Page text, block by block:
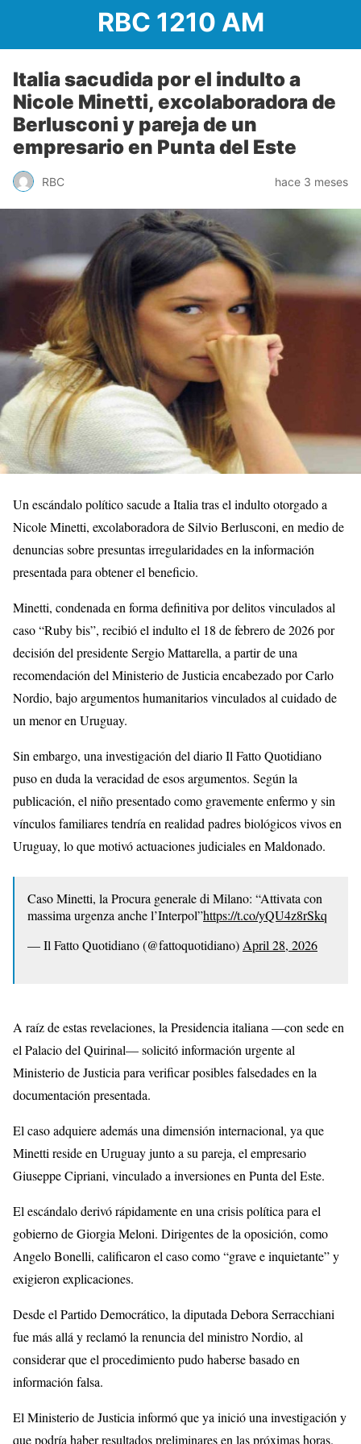
RBC 1210 AM
Italia sacudida por el indulto a
Nicole Minetti, excolaboradora de
Berlusconi y pareja de un
empresario en Punta del Este
RBC hace 3 meses
Un escándalo político sacude a Italia tras el indulto otorgado a
Nicole Minetti, excolaboradora deSilvio Berlusconi, en medio de
denuncias sobre presuntas irregularidades en la información
presentada para obtener el beneficio.
Minetti, condenada en forma definitiva por delitos vinculados al
caso “Ruby bis”, recibió el indulto el 18 de febrero de 2026 por
decisión del presidenteSergio Mattarella, a partir de una
recomendación del Ministerio de Justicia encabezado porCarlo
Nordio, bajo argumentos humanitarios vinculados al cuidado de
un menor en Uruguay.
Sin embargo, una investigación del diarioIl Fatto Quotidiano
puso en duda la veracidad de esos argumentos. Según la
publicación, el niño presentado como gravemente enfermo y sin
vínculos familiares tendría en realidad padres biológicos vivos en
Uruguay, lo que motivó actuaciones judiciales en Maldonado.
Caso Minetti, la Procura generale di Milano: “Attivata con
massima urgenza anche l’Interpol”https://t.co/yQU4z8rSkq
— Il Fatto Quotidiano (@fattoquotidiano) April 28, 2026
A raíz de estas revelaciones, la Presidencia italiana —con sede en
el Palacio del Quirinal— solicitó información urgente al
Ministerio de Justicia para verificar posibles falsedades en la
documentación presentada.
El caso adquiere además una dimensión internacional, ya que
Minetti reside en Uruguay junto a su pareja, el empresario
Giuseppe Cipriani, vinculado a inversiones en Punta del Este.
El escándalo derivó rápidamente en una crisis política para el
gobierno deGiorgia Meloni. Dirigentes de la oposición, como
Angelo Bonelli, calificaron el caso como “grave e inquietante” y
exigieron explicaciones.
Desde el Partido Democrático, la diputada Debora Serracchiani
fue más allá y reclamó la renuncia del ministro Nordio, al
considerar que el procedimiento pudo haberse basado en
información falsa.
El Ministerio de Justicia informó que ya inició una investigación y
que podría haber resultados preliminares en las próximas horas.